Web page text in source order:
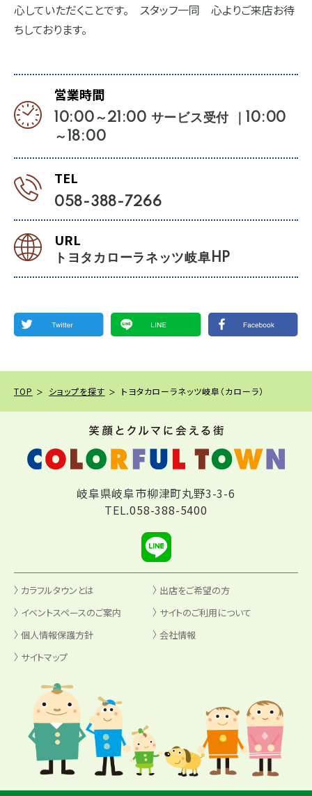
心していただくことです。 スタッフ一同 心よりご来店お待
ちしております。
営業時間
10:00～21:00 サービス受付 ｜10:00
～18:00
TEL
058-388-7266
URL
トヨタカローラネッツ岐阜HP
TOP ショップを探す トヨタカローラネッツ岐阜（カローラ）
岐阜県岐阜市柳津町丸野3-3-6
TEL.058-388-5400
カラフルタウンとは
出店をご希望の方
イベントスペースのご案内
サイトのご利用について
個人情報保護方針
会社情報
サイトマップ